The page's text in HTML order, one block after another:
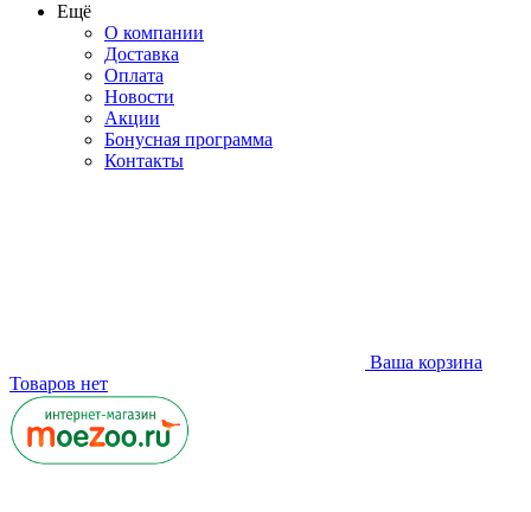
Ещё
О компании
Доставка
Оплата
Новости
Акции
Бонусная программа
Контакты
Ваша корзина
Товаров нет